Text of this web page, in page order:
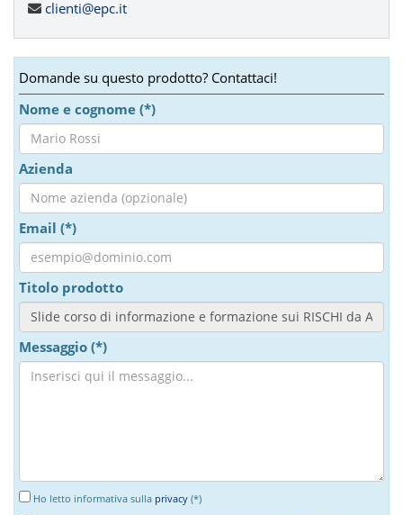
clienti@epc.it
Domande su questo prodotto? Contattaci!
Nome e cognome (*)
Azienda
Email (*)
Titolo prodotto
Messaggio (*)
Ho letto informativa sulla privacy (*)